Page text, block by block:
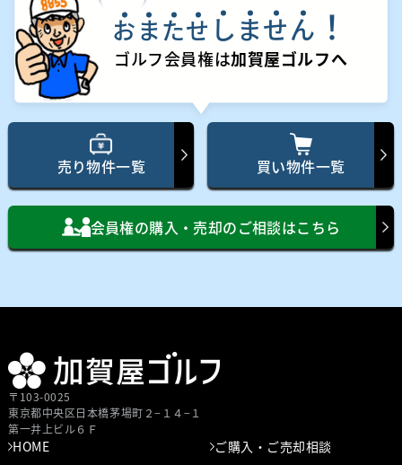
おまたせ し ません ！
ゴルフ会員権は加賀屋ゴルフへ
売り物件一覧 買い物件一覧
会員権の購入・売却のご相談はこちら
〒103-0025
東京都中央区⽇本橋茅場町２−１４−１
第⼀井上ビル６Ｆ
HOME
ご購入・ご売却相談